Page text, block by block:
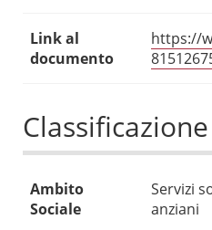
Link al
documento
https://
Classificazione
Ambito
Sociale
Servizi
anziani